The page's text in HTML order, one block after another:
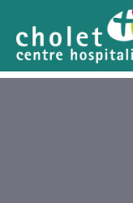
Aller au contenu